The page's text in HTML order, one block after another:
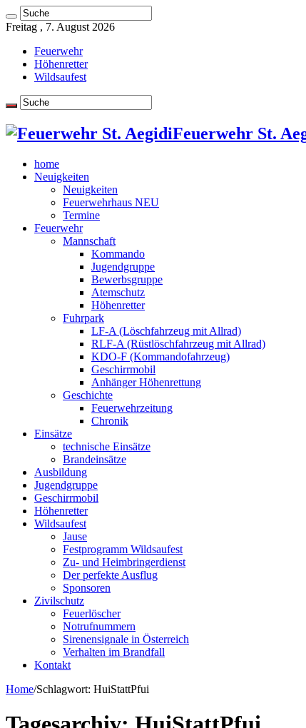
Freitag , 7. August 2026
Feuerwehr
Höhenretter
Wildsaufest
Feuerwehr St.
home
Neuigkeiten
Neuigkeiten
Feuerwehrhaus NEU
Termine
Feuerwehr
Mannschaft
Kommando
Jugendgruppe
Bewerbsgruppe
Atemschutz
Höhenretter
Fuhrpark
LF-A (Löschfahrzeug mit Allrad)
RLF-A (Rüstlöschfahrzeug mit Allrad)
KDO-F (Kommandofahrzeug)
Geschirrmobil
Anhänger Höhenrettung
Geschichte
Feuerwehrzeitung
Chronik
Einsätze
technische Einsätze
Brandeinsätze
Ausbildung
Jugendgruppe
Geschirrmobil
Höhenretter
Wildsaufest
Jause
Festprogramm Wildsaufest
Zu- und Heimbringerdienst
Der perfekte Ausflug
Sponsoren
Zivilschutz
Feuerlöscher
Notrufnummern
Sirenensignale in Österreich
Verhalten im Brandfall
Kontakt
Home/Schlagwort: HuiStattPfui